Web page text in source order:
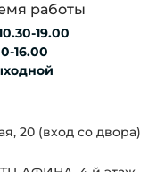
работы
19.00
16.00
20 (вход со двора)